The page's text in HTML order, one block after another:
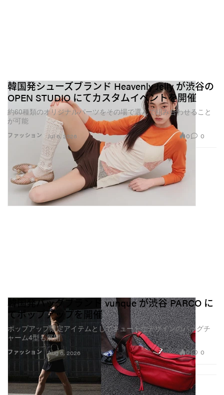
ファッション
韓国発シューズブランド Heavenly Jelly が渋谷の
OPEN STUDIO にてカスタムイベントを開催
約60種類のオリジナルパーツをその場で選んで組み合わせること
が可能
Jul 6, 2026 0 0
ファッション
韓国発バッグブランド vunque が渋谷 PARCO に
てポップアップを開催
ポップアップ限定アイテムとしてキュートなデザインのバッグチ
ャーム4型も展開
Aug 6, 2026 0 0